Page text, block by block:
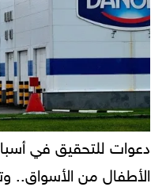
دعوات للتحقيق في
الأطفال من الأسواق..